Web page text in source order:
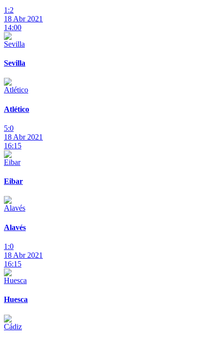
1:2
18 Abr 2021
14:00
Sevilla
Atlético
5:0
18 Abr 2021
16:15
Eibar
Alavés
1:0
18 Abr 2021
16:15
Huesca